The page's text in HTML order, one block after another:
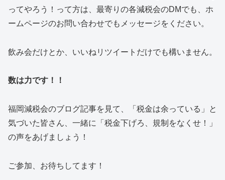
ってやろう！って方は、最寄りの各減税会のDMでも、ホ
ームページのお問い合わせでもメッセージをください。
飲み会だけとか、いいねリツイートだけでも構いません。
数は力です！！
福岡減税会のブログ記事を見て、「税金は余っている」と
気づいた皆さん、一緒に「税金下げろ、規制をなくせ！」
の声をあげましょう！
ご参加、お待ちしてます！